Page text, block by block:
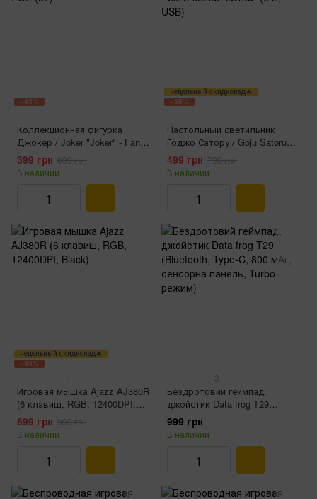
−43%
Коллекционная фигурка
Джокер / Joker "Joker" - Fanko
POP (37)
399 грн 699 грн
В наличии
недельный скидкопад🔥
−38%
Настольный светильник
Годжо Сатору / Goju Satoru
"Магическая битва" (6 В, USB)
499 грн 799 грн
В наличии
недельный скидкопад🔥
−30%
1
Игровая мышка Ajazz AJ380R
(6 клавиш, RGB, 12400DPI,
Black)
699 грн 999 грн
В наличии
3
Бездротовий геймпад,
джойстик Data frog T29
(Bluetooth, Type-C, 800 мАг,
сенсорна панель, Turbo
режим)
999 грн
В наличии